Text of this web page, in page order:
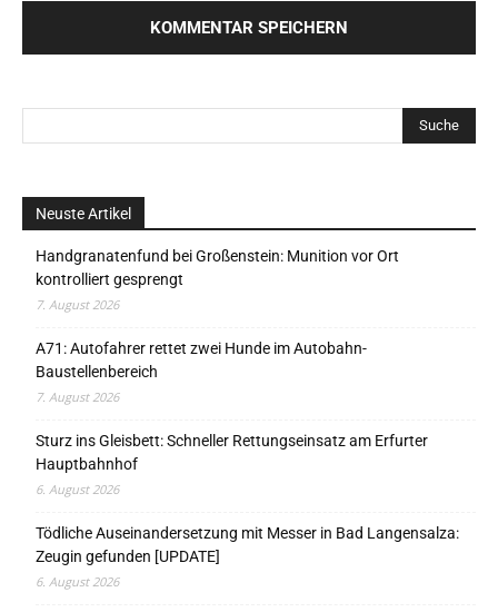
Neuste Artikel
Handgranatenfund bei Großenstein: Munition vor Ort
kontrolliert gesprengt
7. August 2026
A71: Autofahrer rettet zwei Hunde im Autobahn-
Baustellenbereich
7. August 2026
Sturz ins Gleisbett: Schneller Rettungseinsatz am Erfurter
Hauptbahnhof
6. August 2026
Tödliche Auseinandersetzung mit Messer in Bad Langensalza:
Zeugin gefunden [UPDATE]
6. August 2026